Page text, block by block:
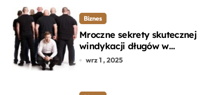
Biznes
Mroczne sekrety skutecznej
windykacji długów w
departamencie windykacji
wrz 1 , 2025